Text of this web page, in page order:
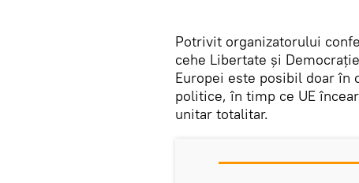
Potrivit organizatorului
cehe Libertate și
Europei este posibil doar în
politice, în timp ce UE
unitar totalitar.